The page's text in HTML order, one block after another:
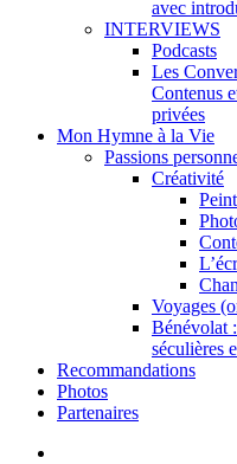
avec
INTERVIEWS
Podcasts
Les
Contenus
privées
Mon Hymne à la Vie
Passions
Créativité
Voyages
Bénévolat
séculières
Recommandations
Photos
Partenaires